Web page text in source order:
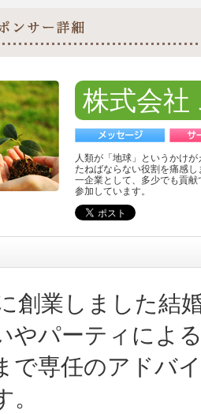
株式会社
人類が「地球」というかけ
たねばならない役割を痛感し
一企業として、多少でも貢
参加しています。
創業しました結
やパーティによ
で専任のアドバ